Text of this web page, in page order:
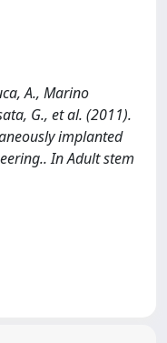
A., Marino
G., et al. (2011).
implanted
In Adult stem